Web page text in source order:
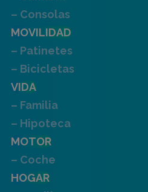
– Consolas
MOVILIDAD
– Patinetes
– Bicicletas
VIDA
– Familia
– Hipoteca
MOTOR
– Coche
HOGAR